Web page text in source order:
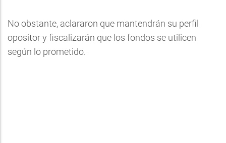
No obstante, aclararon que mantendrán su perfil
opositor y fiscalizarán que los fondos se utilicen
según lo prometido.